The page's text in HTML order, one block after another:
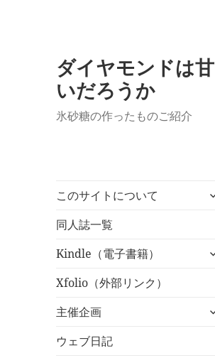
ダイヤモンドは甘
いだろうか
氷砂糖の作ったものご紹介
このサイトについて
サ
ュ
同人誌一覧
Kindle（電子書籍）
サ
ュ
Xfolio（外部リンク）
主催企画
サ
ウェブ日記